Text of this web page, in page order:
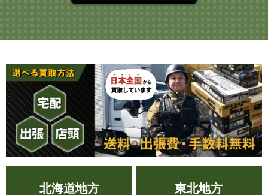
な印象で、明細を見て疑問に思った点をLINEで
質問した際もわかりやすく返信を下さいました。
査定額に納得した上で今回対応して下さったスタ
引用元:ヒカカク
北海道地方 東北地方